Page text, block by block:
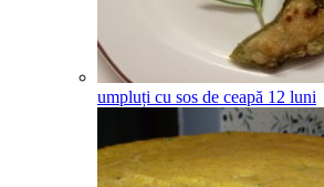
umpluți cu sos de ceapă 12 luni